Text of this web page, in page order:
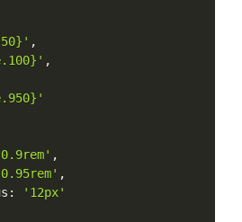
,
,
,
,
:
'12px'